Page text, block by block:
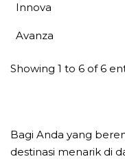
Innova
Avanza
Showing 1 to 6 of 6
Bagi Anda yang
destinasi menarik di